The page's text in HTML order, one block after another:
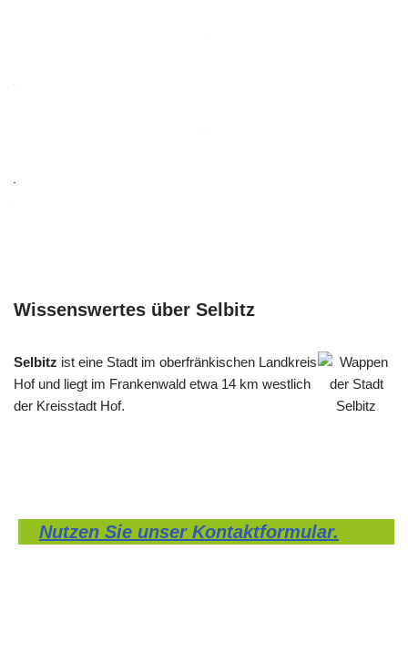
Wissenswertes über Selbitz
Selbitz ist eine Stadt im oberfränkischen Landkreis
Hof und liegt im Frankenwald etwa 14 km westlich
der Kreisstadt Hof.
Nutzen Sie unser Kontaktformular.